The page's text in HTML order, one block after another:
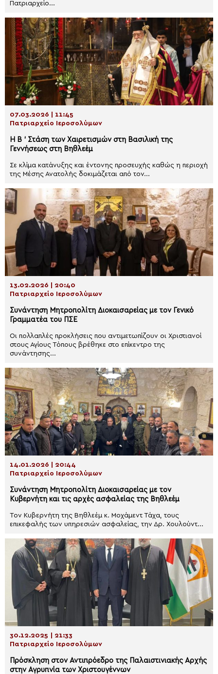
Πατριαρχείο...
07.03.2026 | 11:45
Πατριαρχείο Ιεροσολύμων
Η Β ‘ Στάση των Χαιρετισμών στη Βασιλική της
Γεννήσεως στη Βηθλεέμ
Σε κλίμα κατάνυξης και έντονης προσευχής καθώς η περιοχή
της Μέσης Ανατολής δοκιμάζεται από τον...
13.02.2026 | 20:40
Πατριαρχείο Ιεροσολύμων
Συνάντηση Μητροπολίτη Διοκαισαρείας με τον Γενικό
Γραμματέα του ΠΣΕ
Οι πολλαπλές προκλήσεις που αντιμετωπίζουν οι Χριστιανοί
στους Αγίους Τόπους βρέθηκε στο επίκεντρο της
συνάντησης...
14.01.2026 | 20:44
Πατριαρχείο Ιεροσολύμων
Συνάντηση Μητροπολίτη Διοκαισαρείας με τον
Κυβερνήτη και τις αρχές ασφαλείας της Βηθλεέμ
Τον Κυβερνήτη της Βηθλεέμ κ. Μοχάμεντ Τάχα, τους
επικεφαλής των υπηρεσιών ασφαλείας, την Δρ. Χουλούντ...
30.12.2025 | 21:33
Πατριαρχείο Ιεροσολύμων
Πρόσκληση στον Αντιπρόεδρο της Παλαιστινιακής Αρχής
στην Αγρυπνία των Χριστουγέννων